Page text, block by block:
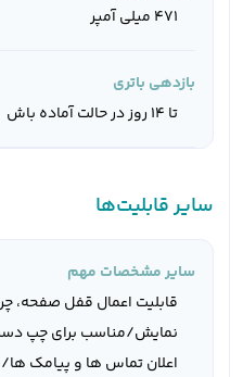
471 میلی آمپر
بازدهی باتری
تا 14 روز در حالت آماده باش
سایر قابلیت‌ها
سایر مشخصات مهم
نمایش/مناسب برای چپ
اعلان تماس ها و پیامک ها/